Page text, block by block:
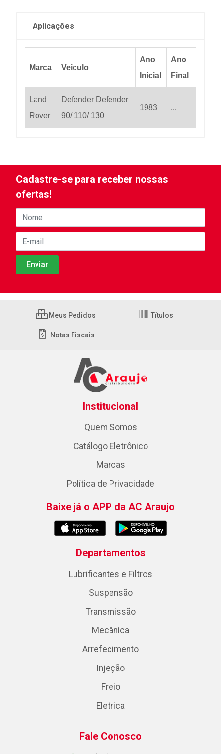
Aplicações
Marca Veiculo
Ano
Inicial
Ano
Final
Land
Rover
Defender Defender
90/ 110/ 130
1983 ...
Cadastre-se para receber nossas
ofertas!
Meus Pedidos Títulos
Notas Fiscais
Institucional
Quem Somos
Catálogo Eletrônico
Marcas
Política de Privacidade
Baixe já o APP da AC Araujo
Departamentos
Lubrificantes e Filtros
Suspensão
Transmissão
Mecânica
Arrefecimento
Injeção
Freio
Eletrica
Fale Conosco